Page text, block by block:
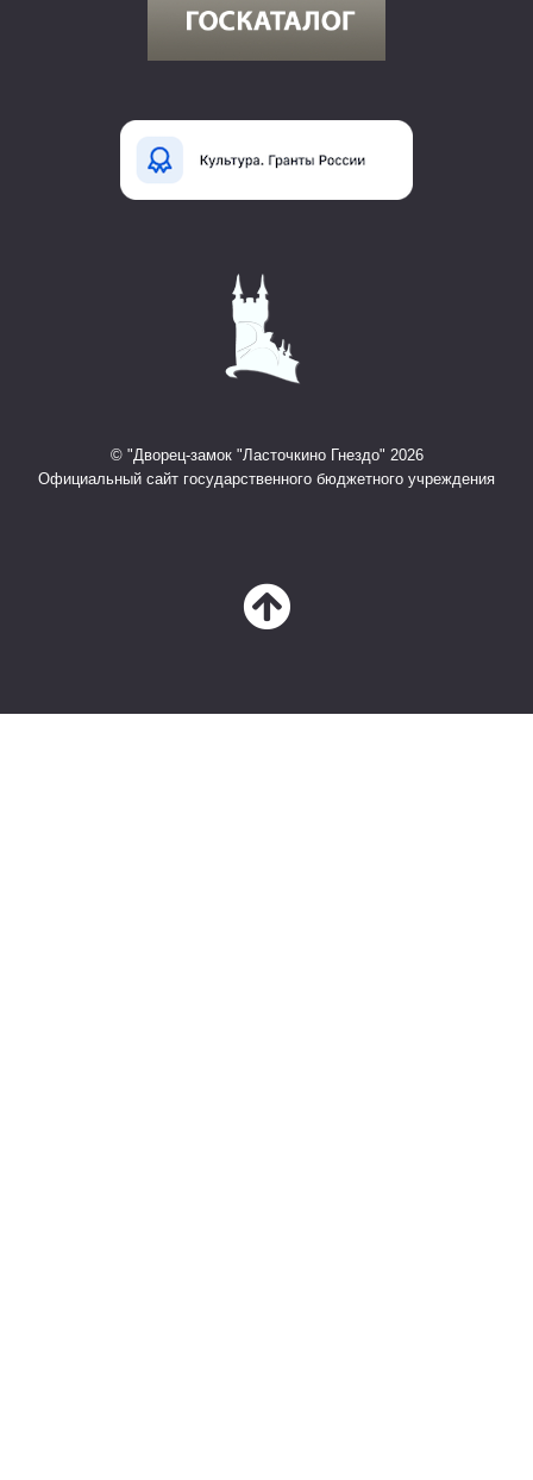
© "Дворец-замок "Ласточкино Гнездо" 2026
Официальный сайт государственного бюджетного учреждения